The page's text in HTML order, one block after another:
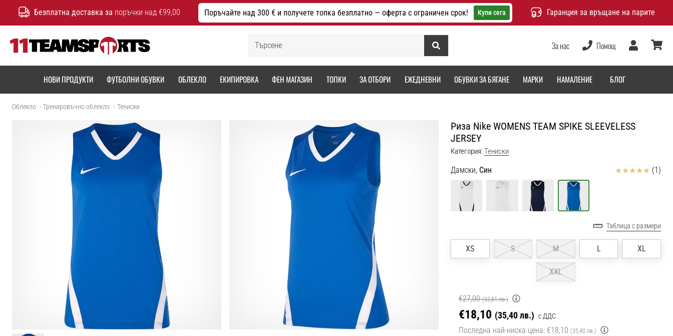
Безплатна доставка за поръчки над €99,00 Поръчайте над 300 € и получете топка безплатно — оферта с ограничен срок! Купи сега Гаранция за връщане на парите
Търсене
За нас Помощ
Потребител
НОВИ ПРОДУКТИ ФУТБОЛНИ ОБУВКИ ОБЛЕКЛО ЕКИПИРОВКА ФЕН МАГАЗИН ТОПКИ ЗА ОТБОРИ ЕЖЕДНЕВНИ ОБУВКИ ЗА БЯГАНЕ МАРКИ НАМАЛЕНИЕ БЛОГ
Облекло Тренировъчно облекло Тениски
Риза Nike WOMENS TEAM SPIKE SLEEVELESS
JERSEY
Категория:Тениски
Дамски, Син Отзиви (1)
Таблица с размери
XS S M L XL
XXL
€27,00 (52,81 лв.)
€18,10 (35,40 лв.) с ДДС
Последна най-ниска цена: €18,10 (35,40 лв.)